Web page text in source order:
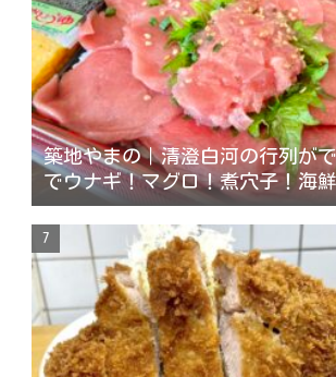
築地やまの｜清澄白河の行列が
でウナギ！マグロ！煮穴子！海